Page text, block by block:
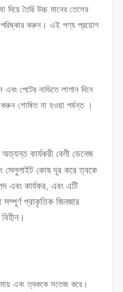
তৈরি উচ্চ মানের তেলের
পরিষ্কার করুন। এই পণ্য প্রয়োগ
পেটের নাভিতে লাগান দিনে
শোষিত না হওয়া পর্যন্ত ।
কার্যকরী বেলী ডেনেজ
সেলুলাইট কোষ দূর করে ত্বকে
এবং কার্যকর, এবং এটি
প্রাকৃতিক জিনজার
এবং ত্বককে সতেজ করে।